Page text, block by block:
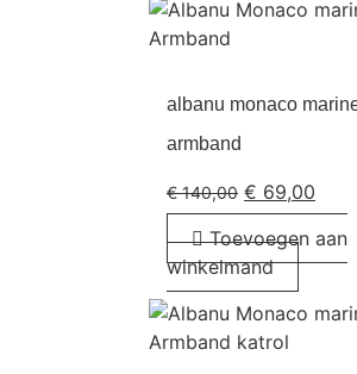
albanu monaco
armband
€140,00 € 69,00
Toevoegen aan
winkelmand